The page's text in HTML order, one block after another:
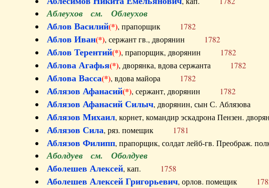
Аблеухов см. Облеухов
Аблов Василий(*), прапорщик 1782
Аблов Иван(*), сержант гв., дворянин 1782
Аблов Терентий(*), прапорщик, дворянин 1782
Аблова Агафья(*), дворянка, вдова сержанта 1782
Аблова Васса(*), вдова майора 1782
Аблязов Афанасий(*), сержант, дворянин 1782
Аблязов Афанасий Силыч, дворянин, сын С. Аблязова
Аблязов Михаил, корнет, командир эскадрона Пензен.
Аблязов Сила, ряз. помещик 1781
Аблязов Филипп, прапорщик, солдат лейб-гв. Преображ.
Аболдуев см. Оболдуев
Аболешев Алексей, кап. 1758
Аболешев Алексей Григорьевич, орлов. помещик